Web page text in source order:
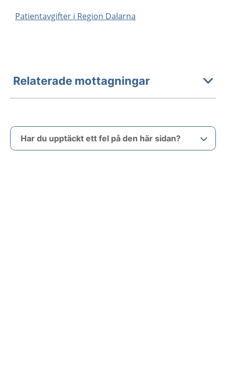
Patientavgifter i Region Dalarna
Relaterade mottagningar
Har du upptäckt ett fel på den här sidan?